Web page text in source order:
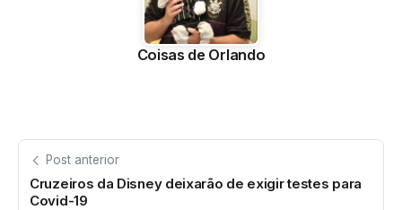
Coisas de Orlando
Post anterior
Cruzeiros da Disney deixarão de exigir testes para
Covid-19